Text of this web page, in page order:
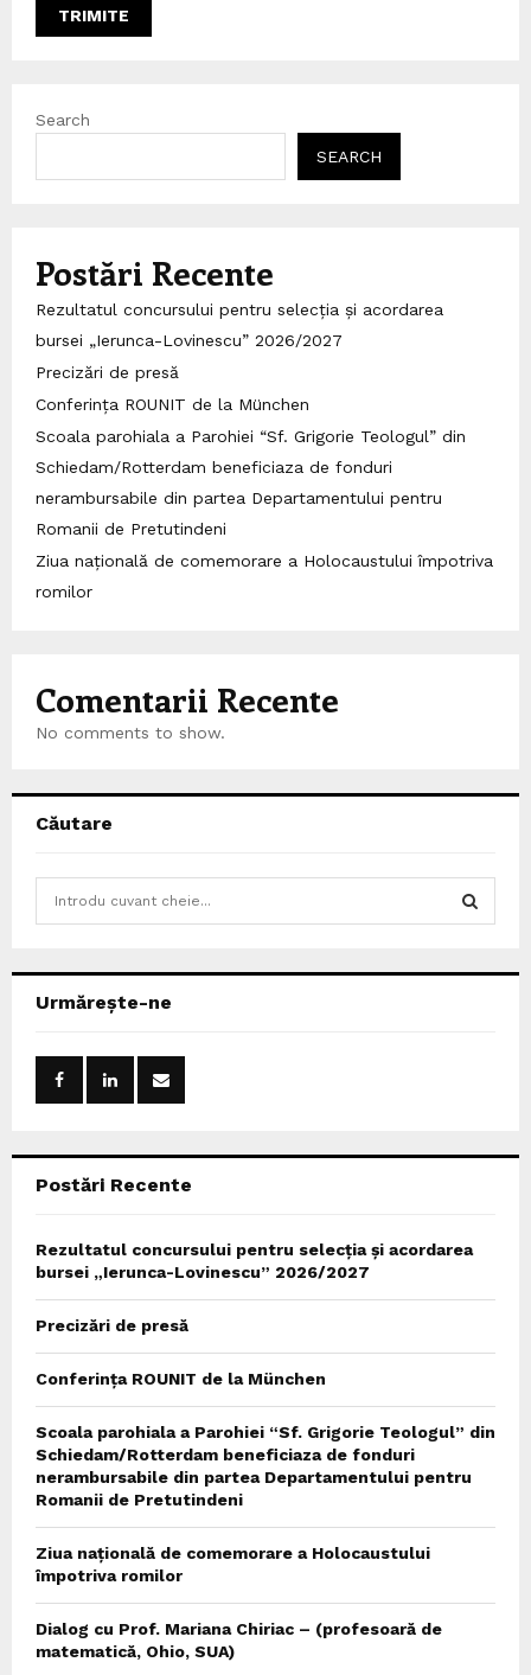
Search
SEARCH
Postări Recente
Rezultatul concursului pentru selecția și acordarea
bursei „Ierunca-Lovinescu” 2026/2027
Precizări de presă
Conferința ROUNIT de la München
Scoala parohiala a Parohiei “Sf. Grigorie Teologul” din
Schiedam/Rotterdam beneficiaza de fonduri
nerambursabile din partea Departamentului pentru
Romanii de Pretutindeni
Ziua națională de comemorare a Holocaustului împotriva
romilor
Comentarii Recente
No comments to show.
Căutare
h
Urmărește-ne
Postări Recente
Rezultatul concursului pentru selecția și acordarea
bursei „Ierunca-Lovinescu” 2026/2027
Precizări de presă
Conferința ROUNIT de la München
Scoala parohiala a Parohiei “Sf. Grigorie Teologul” din
Schiedam/Rotterdam beneficiaza de fonduri
nerambursabile din partea Departamentului pentru
Romanii de Pretutindeni
Ziua națională de comemorare a Holocaustului
împotriva romilor
Dialog cu Prof. Mariana Chiriac – (profesoară de
matematică, Ohio, SUA)